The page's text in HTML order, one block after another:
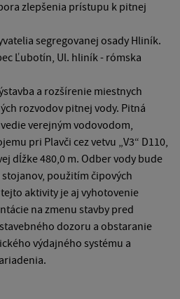
zlepšenia prístupu k pitnej
segregovanej osady Hliník.
Ľubotín, Ul. hliník - rómska
a rozšírenie miestnych
rozvodov pitnej vody. Pitná
verejným vodovodom,
pri Plavči cez vetvu „V3“ D110,
dĺžke 480,0 m. Odber vody bude
stojanov, použitím čipových
aktivity je aj vyhotovenie
na zmenu stavby pred
dozoru a obstaranie
výdajného systému a